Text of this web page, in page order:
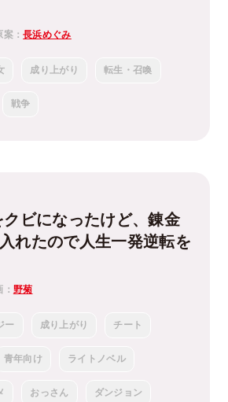
案：長浜めぐみ
成り上がり 転生・召喚
戦争
ビになったけど、錬金
れたので人生一発逆転を
野菊
ー 成り上がり チート
青年向け ライトノベル
おっさん ダンジョン